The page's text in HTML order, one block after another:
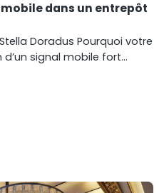
en ligne
dans un entrepôt
Doradus Pourquoi votre
signal mobile fort…